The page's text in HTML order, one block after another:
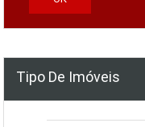
Tipo De Imóveis